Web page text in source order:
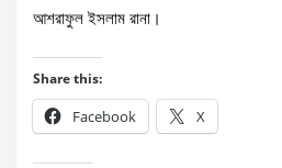
আশরাফুল ইসলাম রানা।
Share this:
Facebook X